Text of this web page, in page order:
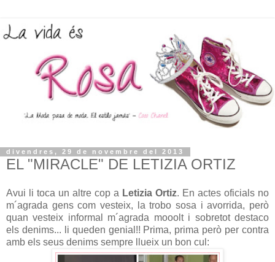
divendres, 29 de novembre del 2013
EL "MIRACLE" DE LETIZIA ORTIZ
Avui li toca un altre cop a Letizia Ortiz. En actes oficials no
m´agrada gens com vesteix, la trobo sosa i avorrida, però
quan vesteix informal m´agrada mooolt i sobretot destaco
els denims... li queden genial!! Prima, prima però per contra
amb els seus denims sempre llueix un bon cul: